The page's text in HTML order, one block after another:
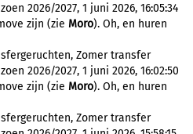
2026/2027, 1 juni 2026, 16:05:34
zijn (zie Moro). Oh, en huren
Zomer transfer
2026/2027, 1 juni 2026, 16:02:50
zijn (zie Moro). Oh, en huren
Zomer transfer